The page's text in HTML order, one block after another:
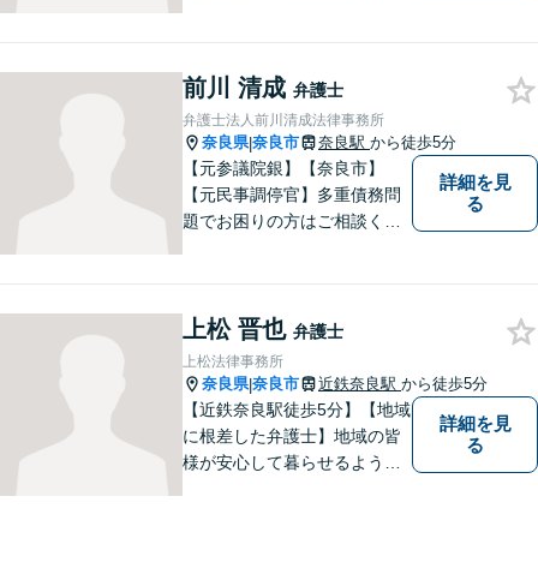
さまに安心を与えることを目
指します。【地域に根差した
弁護士】まずはお気軽にご相
談ください。
前川 清成 弁護士
弁護士法人前川清成法律事務所
奈良県|奈良市 奈良駅 から徒歩5分
【元参議院銀】【奈良市】
【元民事調停官】多重債務問
題でお困りの方はご相談くだ
たら、一度ご相談ください。
詳細を見
る
上松 晋也 弁護士
上松法律事務所
奈良県|奈良市 近鉄奈良駅 から徒歩5分
【近鉄奈良駅徒歩5分】【地域
に根差した弁護士】地域の皆
様が安心して暮らせるように
詳細を見
る